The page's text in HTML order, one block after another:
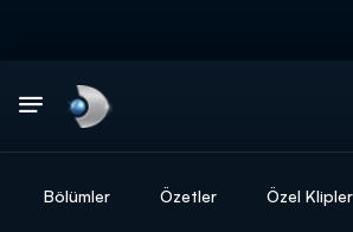
Bölümler Özetler Özel Klipler